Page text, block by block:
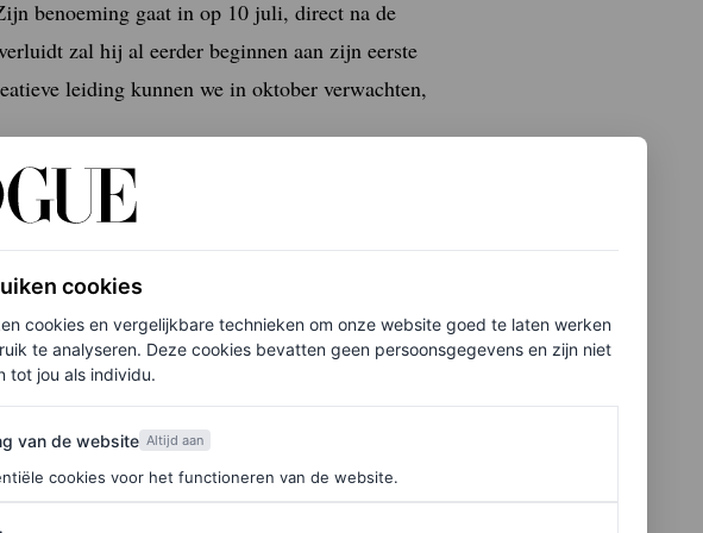
benoeming gaat in op 10 juli, direct na de
zal hij al eerder beginnen aan zijn eerste
leiding kunnen we in oktober verwachten,
van dit moment. Zijn beheersing van haute
hem de ideale keuze voor het huis”, zei
verklaring gedeeld door het bedrijf.
cookies
cookies en vergelijkbare technieken om onze website goed te laten werken
te analyseren. Deze cookies bevatten geen persoonsgegevens en zijn niet
tot jou als individu.
de website
van de website Altijd aan
cookies voor het functioneren van de website.